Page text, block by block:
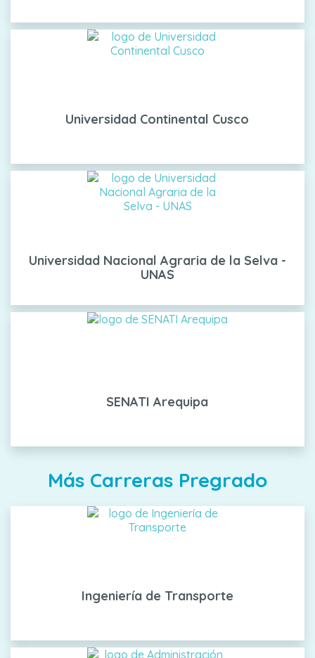
Universidad Continental Cusco
Universidad Nacional Agraria de la Selva -
UNAS
SENATI Arequipa
Más Carreras Pregrado
Ingeniería de Transporte